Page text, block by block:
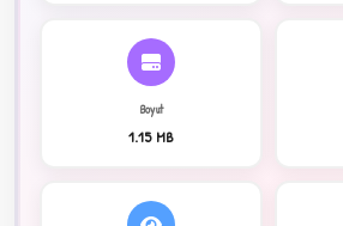
Boyut
1.15 MB